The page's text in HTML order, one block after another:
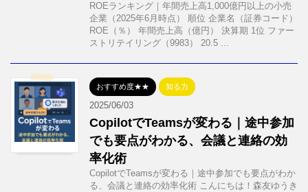
ROEランキング｜年間売上高1,000億円以上の小売
企業（2025年6月時点） 順位 企業名（証券コード）
ROE（％） 年間売上高（億円） 決算期 1位 ファー
ストリテイリング（9983） 20.5 ...
おすすめ度★★ 知る力
2025/06/03
CopilotでTeamsが変わる｜途中参加
でも要点がわかる、会議と連絡の効
率化術
CopilotでTeamsが変わる｜途中参加でも要点がわか
る、会議と連絡の効率化術 こんにちは！森友ゆうき